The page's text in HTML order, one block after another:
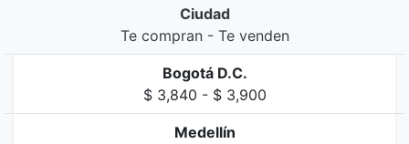
Ciudad
Te compran - Te venden
Bogotá D.C.
$ 3,840 - $ 3,900
Medellín